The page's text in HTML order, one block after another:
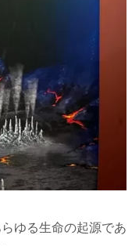
ゆる生命の起源であ